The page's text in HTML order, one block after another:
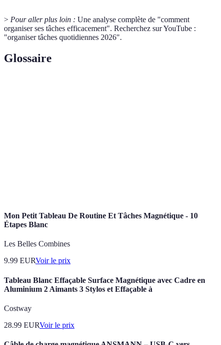
> Pour aller plus loin : Une analyse complète de "comment
organiser ses tâches efficacement". Recherchez sur YouTube :
"organiser tâches quotidiennes 2026".
Glossaire
Mon Petit Tableau De Routine Et Tâches Magnétique - 10
Étapes Blanc
Les Belles Combines
9.99 EURVoir le prix
Tableau Blanc Effaçable Surface Magnétique avec Cadre en
Aluminium 2 Aimants 3 Stylos et Effaçable à
Costway
28.99 EURVoir le prix